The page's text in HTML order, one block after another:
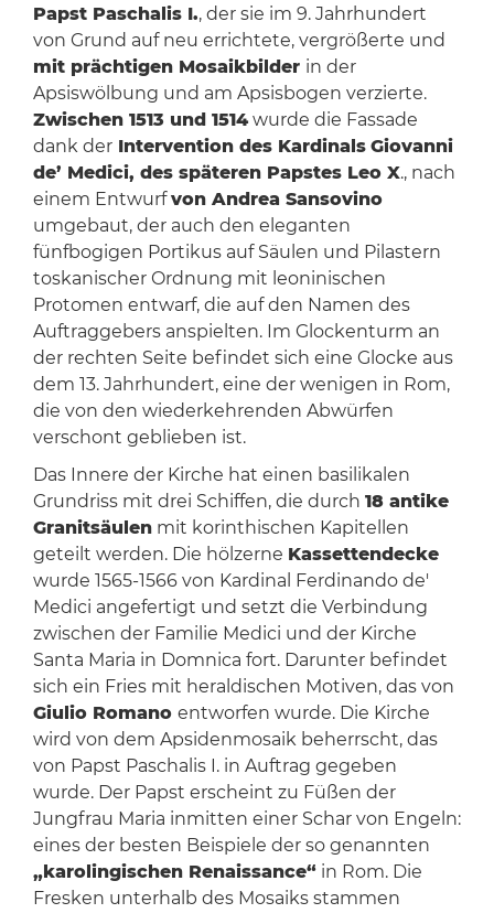
Papst Paschalis I., der sie im 9. Jahrhundert
von Grund auf neu errichtete, vergrößerte und
mit prächtigen Mosaikbilder in der
Apsiswölbung und am Apsisbogen verzierte.
Zwischen 1513 und 1514wurde die Fassade
dank derIntervention des Kardinals Giovanni
de’ Medici, des späteren Papstes Leo X., nach
einem Entwurfvon Andrea Sansovino
umgebaut, der auch den eleganten
fünfbogigen Portikus auf Säulen und Pilastern
toskanischer Ordnung mit leoninischen
Protomen entwarf, die auf den Namen des
Auftraggebers anspielten. Im Glockenturm an
der rechten Seite befindet sich eine Glocke aus
dem 13. Jahrhundert, eine der wenigen in Rom,
die von den wiederkehrenden Abwürfen
verschont geblieben ist.
Das Innere der Kirche hat einen basilikalen
Grundriss mit drei Schiffen, die durch 18 antike
Granitsäulenmit korinthischen Kapitellen
geteilt werden. Die hölzerne Kassettendecke
wurde 1565-1566 von Kardinal Ferdinando de'
Medici angefertigt und setzt die Verbindung
zwischen der Familie Medici und der Kirche
Santa Maria in Domnica fort. Darunter befindet
sich ein Fries mit heraldischen Motiven, das von
Giulio Romano entworfen wurde. Die Kirche
wird von dem Apsidenmosaik beherrscht, das
von Papst Paschalis I. in Auftrag gegeben
wurde. Der Papst erscheint zu Füßen der
Jungfrau Maria inmitten einer Schar von Engeln:
eines der besten Beispiele der so genannten
„karolingischen Renaissance“in Rom. Die
Fresken unterhalb des Mosaiks stammen